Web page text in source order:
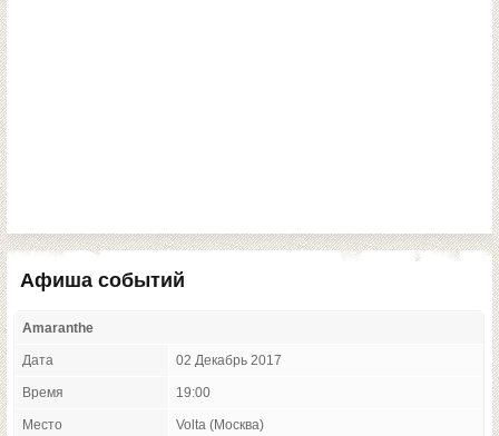
Афиша событий
Amaranthe
Дата 02 Декабрь 2017
Время 19:00
Место Volta (Москва)